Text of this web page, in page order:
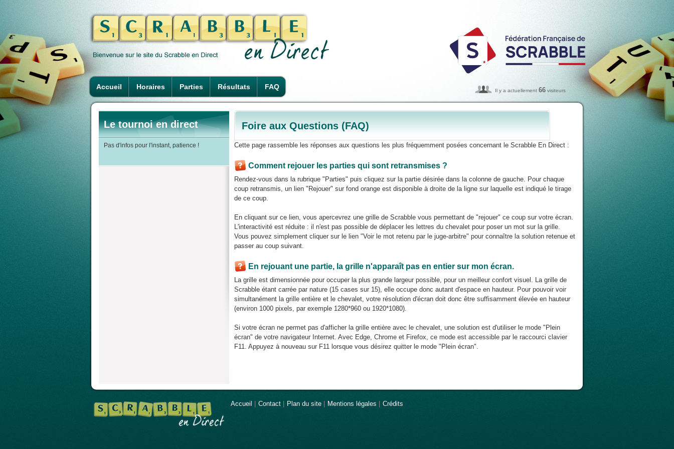
Accueil Horaires Parties Résultats FAQ Il y a actuellement 66 visiteurs
Le tournoi en direct
Pas d'infos pour l'instant, patience !
Foire aux Questions (FAQ)
Cette page rassemble les réponses aux questions les plus fréquemment posées concernant le Scrabble En Direct :
Comment rejouer les parties qui sont retransmises ?
Rendez-vous dans la rubrique "Parties" puis cliquez sur la partie désirée dans la colonne de gauche. Pour chaque
coup retransmis, un lien "Rejouer" sur fond orange est disponible à droite de la ligne sur laquelle est indiqué le tirage
de ce coup.
En cliquant sur ce lien, vous apercevrez une grille de Scrabble vous permettant de "rejouer" ce coup sur votre écran.
L'interactivité est réduite : il n'est pas possible de déplacer les lettres du chevalet pour poser un mot sur la grille.
Vous pouvez simplement cliquer sur le lien "Voir le mot retenu par le juge-arbitre" pour connaître la solution retenue et
passer au coup suivant.
En rejouant une partie, la grille n'apparaît pas en entier sur mon écran.
La grille est dimensionnée pour occuper la plus grande largeur possible, pour un meilleur confort visuel. La grille de
Scrabble étant carrée par nature (15 cases sur 15), elle occupe donc autant d'espace en hauteur. Pour pouvoir voir
simultanément la grille entière et le chevalet, votre résolution d'écran doit donc être suffisamment élevée en hauteur
(environ 1000 pixels, par exemple 1280*960 ou 1920*1080).
Si votre écran ne permet pas d'afficher la grille entière avec le chevalet, une solution est d'utiliser le mode "Plein
écran" de votre navigateur Internet. Avec Edge, Chrome et Firefox, ce mode est accessible par le raccourci clavier
F11. Appuyez à nouveau sur F11 lorsque vous désirez quitter le mode "Plein écran".
Accueil Contact Plan du site Mentions légales Crédits